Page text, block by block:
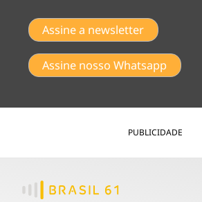
Assine a newsletter
Assine nosso Whatsapp
PUBLICIDADE